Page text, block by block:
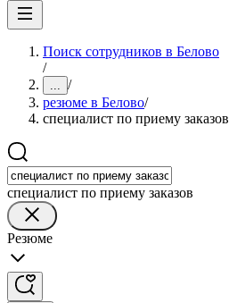
Поиск сотрудников в Белово
/
... /
резюме в Белово/
специалист по приему заказов
специалист по приему заказов
Резюме